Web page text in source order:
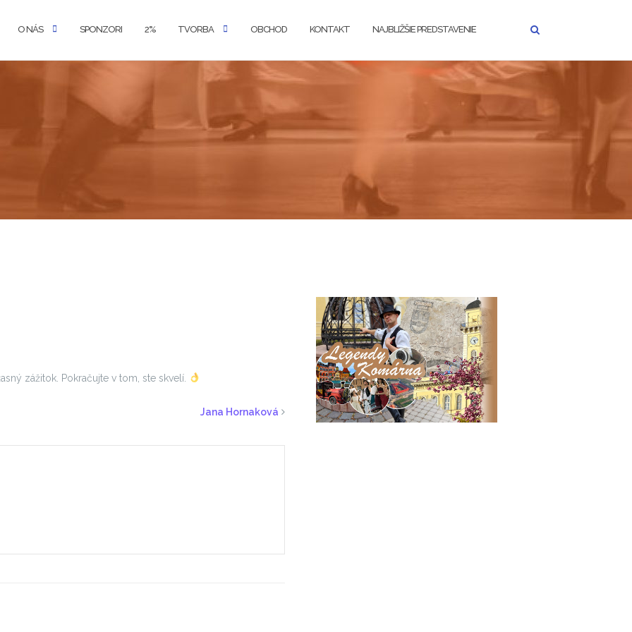
O NÁS SPONZORI 2% TVORBA OBCHOD KONTAKT NAJBLIŽŠIE PREDSTAVENIE
zážitok. Pokračujte v tom, ste skvelí.
Jana Hornaková